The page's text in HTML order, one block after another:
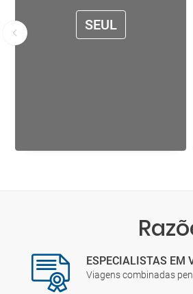
SEUL
ESPECIALISTAS EM
Viagens combinadas